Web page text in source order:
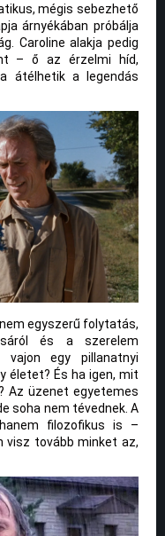
mégis sebezhető
árnyékában próbálja
Caroline alakja pedig
– ő az érzelmi híd,
átélhetik a legendás
nem egyszerű folytatás,
és a szerelem
egy pillanatnyi
életet? És ha igen, mit
Az üzenet egyetemes
soha nem tévednek. A
filozofikus is –
visz tovább minket az,